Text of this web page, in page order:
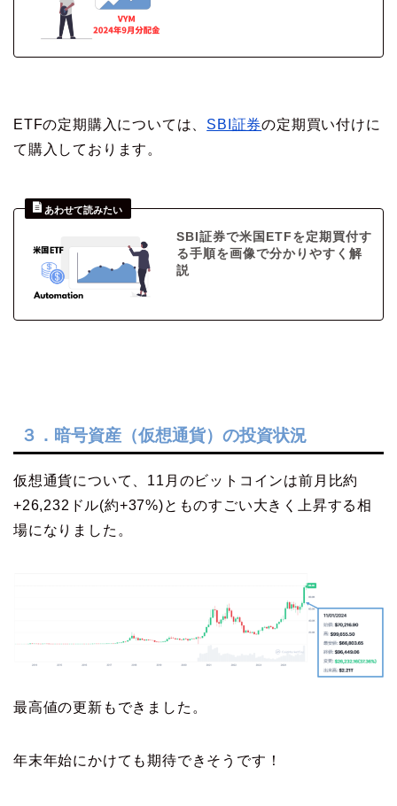
ETFの定期購入については、 SBI証券の定期買い付けに
て購入しております。
SBI証券で米国ETFを定期買付す
る手順を画像で分かりやすく解
説
３．暗号資産（仮想通貨）の投資状況
仮想通貨について、11月のビットコインは前月比約
+26,232ドル(約+37%)とものすごい大きく上昇する相
場になりました。
最高値の更新もできました。
年末年始にかけても期待できそうです！